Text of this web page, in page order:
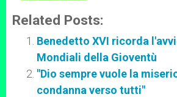
Related Posts:
Benedetto XVI ricorda
Mondiali della Gioventù
"Dio sempre vuole la
condanna verso tutti"